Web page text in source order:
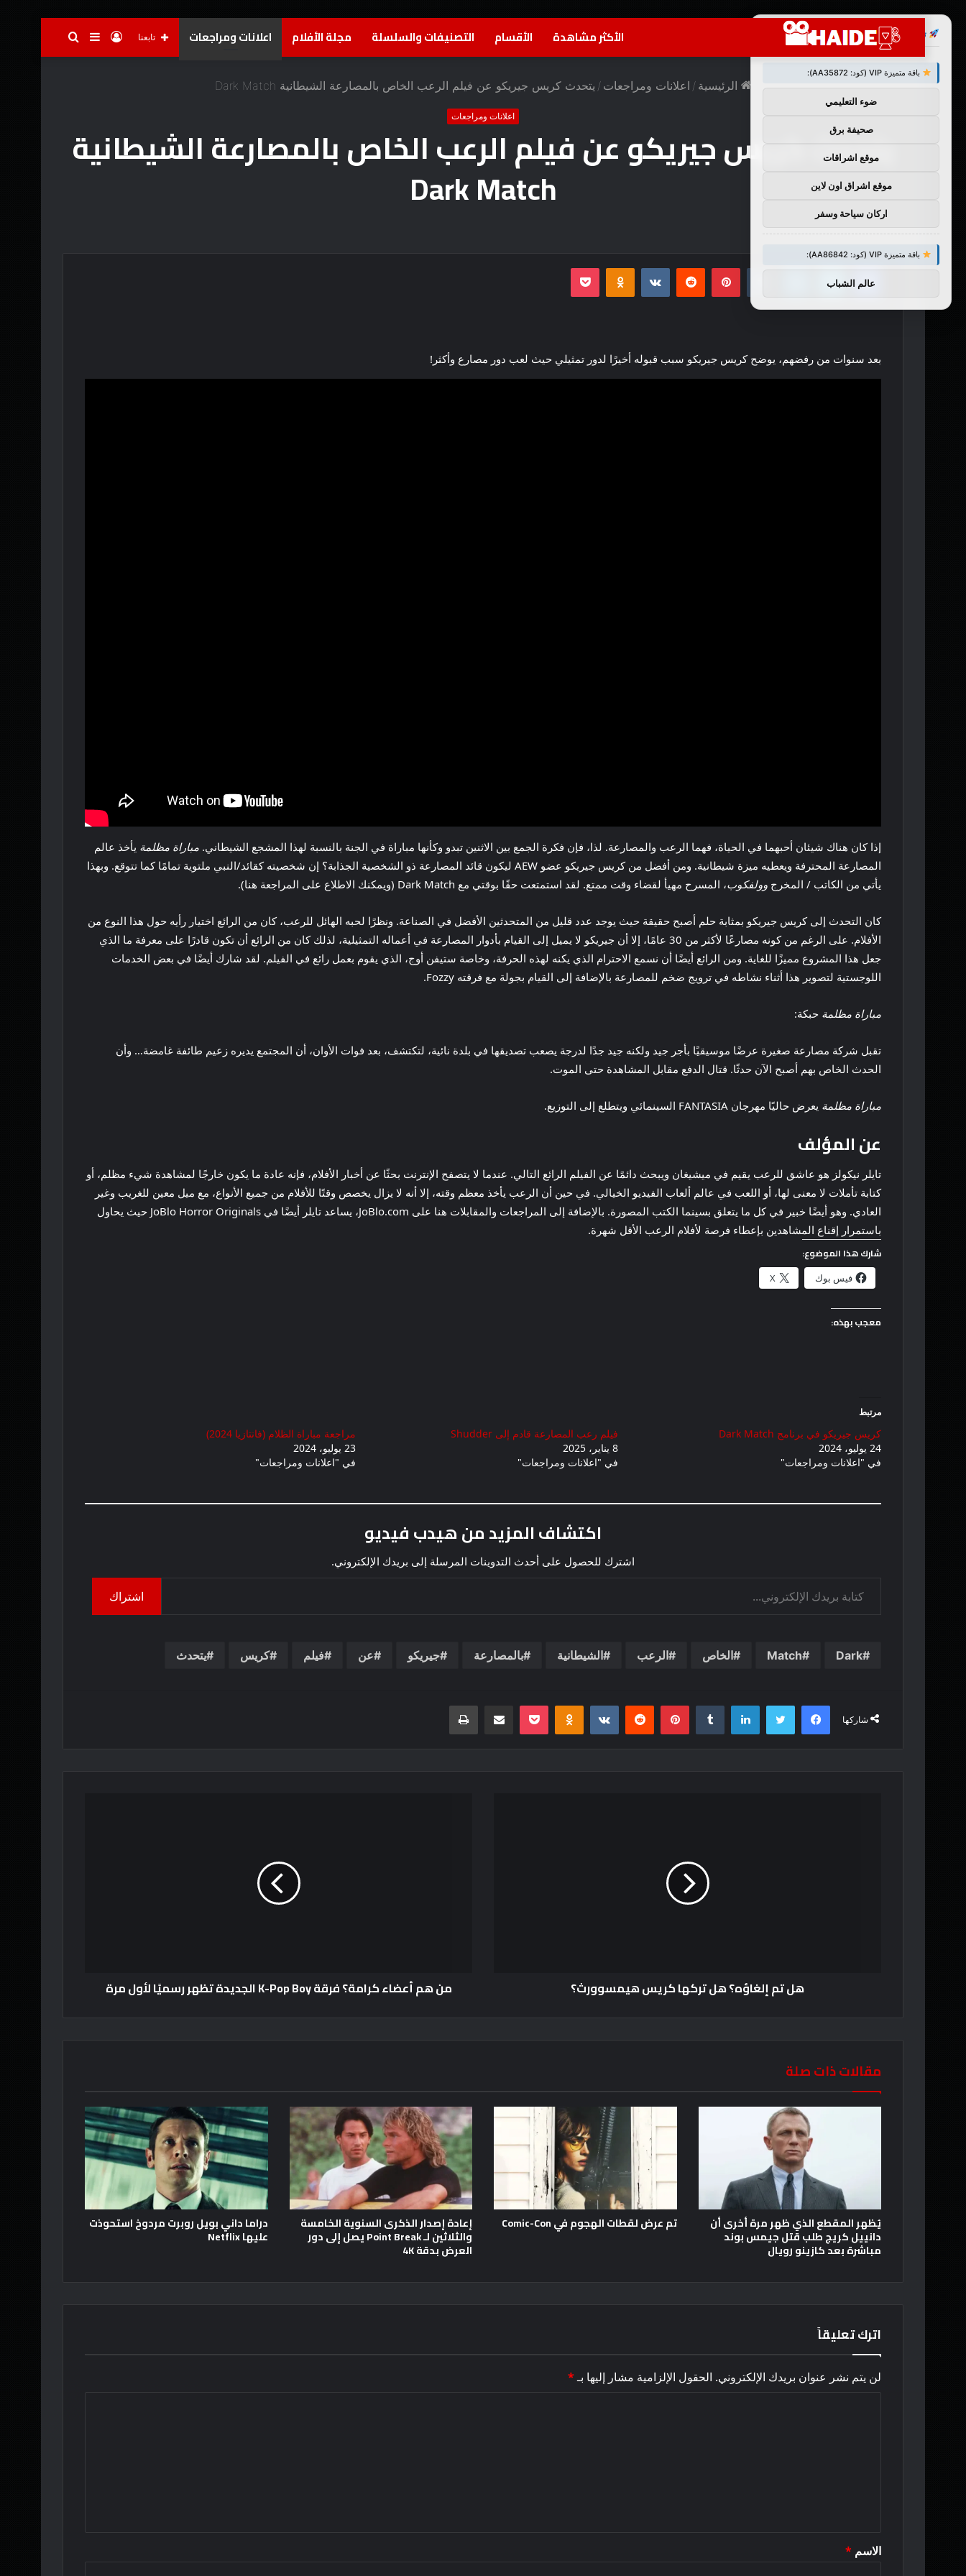
الأكثر مشاهدة الأقسام التصنيفات والسلسلة مجلة الأفلام اعلانات ومراجعات بحثإضافةتسجيل تابعنا
الرئيسية / اعلانات ومراجعات / يتحدث كريس جيريكو عن فيلم الرعب الخاص بالمصارعة الشيطانية Dark Match
اعلانات ومراجعات
يتحدث كريس جيريكو عن فيلم الرعب الخاص بالمصارعة الشيطانية
Dark Match
فيسبوكتويتر لينكدإن بينتيريست Odnoklassniki
بوكيت
بعد سنوات من رفضهم، يوضح كريس جيريكو سبب قبوله أخيرًا لدور تمثيلي حيث لعب دور مصارع وأكثر!
إذا كان هناك شيئان أحبهما في الحياة، فهما الرعب والمصارعة. لذا، فإن فكرة الجمع بين الاثنين تبدو وكأنها مباراة في الجنة بالنسبة لهذا المشجع الشيطاني. مباراة مظلمة يأخذ عالم
المصارعة المحترفة ويعطيه ميزة شيطانية. ومن أفضل من كريس جيريكو عضو AEW ليكون قائد المصارعة ذو الشخصية الجذابة؟ إن شخصيته كقائد/النبي ملتوية تمامًا كما تتوقع. وبهذا
يأتي من الكاتب / المخرج وولفكوب، المسرح مهيأ لقضاء وقت ممتع. لقد استمتعت حقًا بوقتي مع Dark Match (ويمكنك الاطلاع على المراجعة هنا).
كان التحدث إلى كريس جيريكو بمثابة حلم أصبح حقيقة حيث يوجد عدد قليل من المتحدثين الأفضل في الصناعة. ونظرًا لحبه الهائل للرعب، كان من الرائع اختيار رأيه حول هذا النوع من
الأفلام. على الرغم من كونه مصارعًا لأكثر من 30 عامًا، إلا أن جيريكو لا يميل إلى القيام بأدوار المصارعة في أعماله التمثيلية، لذلك كان من الرائع أن تكون قادرًا على معرفة ما الذي
جعل هذا المشروع مميزًا للغاية. ومن الرائع أيضًا أن نسمع الاحترام الذي يكنه لهذه الحرفة، وخاصة ستيفن أوج، الذي يقوم بعمل رائع في الفيلم. لقد شارك أيضًا في بعض الخدمات
اللوجستية لتصوير هذا أثناء نشاطه في ترويج ضخم للمصارعة بالإضافة إلى القيام بجولة مع فرقته Fozzy.
مباراة مظلمة حبكة:
تقبل شركة مصارعة صغيرة عرضًا موسيقيًا بأجر جيد ولكنه جيد جدًا لدرجة يصعب تصديقها في بلدة نائية، لتكتشف، بعد فوات الأوان، أن المجتمع يديره زعيم طائفة غامضة… وأن
الحدث الخاص بهم أصبح الآن حدثًا. قتال الدفع مقابل المشاهدة حتى الموت.
مباراة مظلمة يعرض حاليًا مهرجان FANTASIA السينمائي ويتطلع إلى التوزيع.
عن المؤلف
تايلر نيكولز هو عاشق للرعب يقيم في ميشيغان ويبحث دائمًا عن الفيلم الرائع التالي. عندما لا يتصفح الإنترنت بحثًا عن أخبار الأفلام، فإنه عادة ما يكون خارجًا لمشاهدة شيء مظلم، أو
كتابة تأملات لا معنى لها، أو اللعب في عالم ألعاب الفيديو الخيالي. في حين أن الرعب يأخذ معظم وقته، إلا أنه لا يزال يخصص وقتًا للأفلام من جميع الأنواع، مع ميل معين للغريب وغير
العادي. وهو أيضًا خبير في كل ما يتعلق بسينما الكتب المصورة. بالإضافة إلى المراجعات والمقابلات هنا على JoBlo.com، يساعد تايلر أيضًا في JoBlo Horror Originals حيث يحاول
باستمرار إقناع المشاهدين بإعطاء فرصة لأفلام الرعب الأقل شهرة.
شارك هذا الموضوع:
فيس بوك X
معجب بهذه:
مرتبط
كريس جيريكو في برنامج Dark Match
24 يوليو، 2024
في "اعلانات ومراجعات"
فيلم رعب المصارعة قادم إلى Shudder
8 يناير، 2025
في "اعلانات ومراجعات"
مراجعة مباراة الظلام (فانتازيا 2024)
23 يوليو، 2024
في "اعلانات ومراجعات"
اكتشاف المزيد من هيدب فيديو
اشترك للحصول على أحدث التدوينات المرسلة إلى بريدك الإلكتروني.
اشتراك
Dark
Match الخاص الرعب الشيطانية بالمصارعة جيريكو عن فيلم كريس يتحدث
شاركها
فيسبوكتويتر لينكدإن بينتيريست Odnoklassniki
بوكيت مشاركة عبر البريد طباعة
هل تم إلغاؤه؟ هل تركها كريس هيمسوورث؟ من هم أعضاء كرامة؟ فرقة K-Pop Boy الجديدة تظهر رسميًا لأول مرة
مقالات ذات صلة
يُظهر المقطع الذي ظهر مرة أخرى أن
دانييل كريج طلب قتل جيمس بوند
مباشرة بعد كازينو رويال
تم عرض لقطات الهجوم في Comic-Con إعادة إصدار الذكرى السنوية الخامسة
والثلاثين لـ Point Break يصل إلى دور
العرض بدقة 4K
دراما داني بويل روبرت مردوخ استحوذت
عليها Netflix
اترك تعليقاً
لن يتم نشر عنوان بريدك الإلكتروني. الحقول الإلزامية مشار إليها بـ*
*
الاسم *
توصيات :
باقة متميزة VIP (كود: AA35872):
ضوء التعليمي
صحيفة برق
موقع اشراقات
موقع اشراق اون لاين
اركان سياحة وسفر
باقة متميزة VIP (كود: AA86842):
عالم الشباب